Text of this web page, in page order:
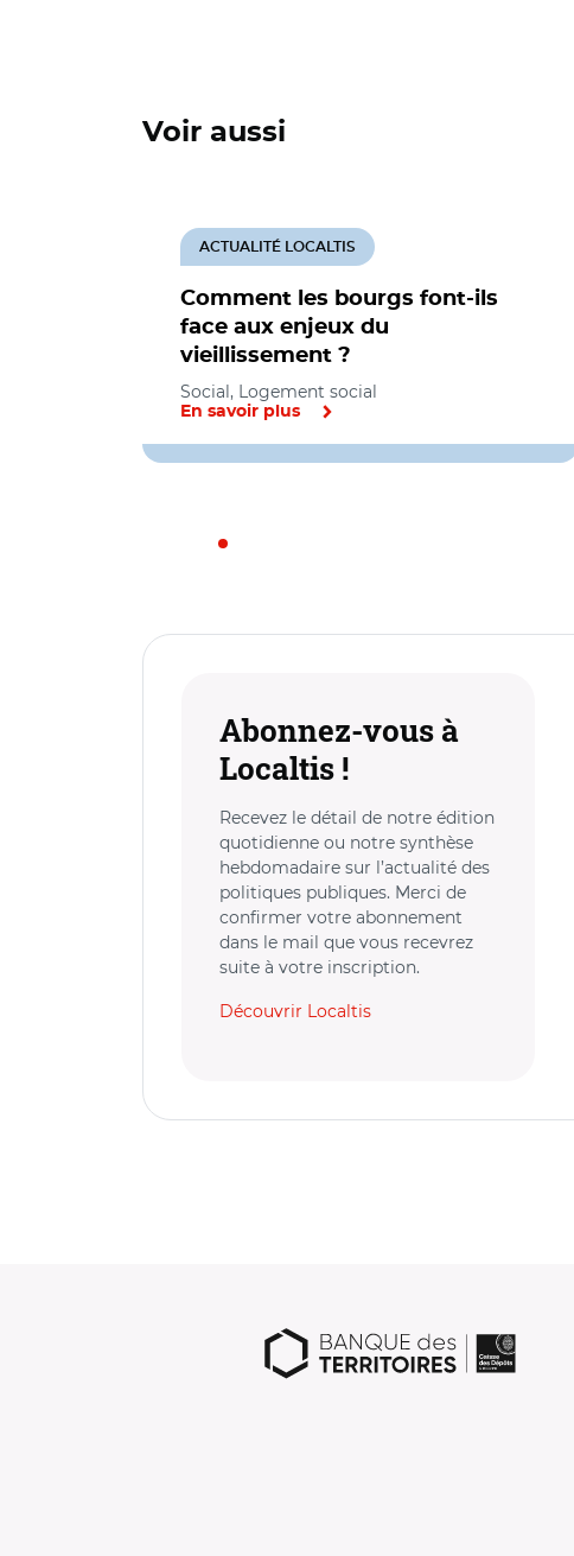
Voir aussi
Comment les bourgs font-ils
face aux enjeux du
vieillissement ?
ACTUALITÉ LOCALTIS
Social, Logement social
En savoir plus
Abonnez-vous à
Localtis !
Recevez le détail de notre édition
quotidienne ou notre synthèse
hebdomadaire sur l’actualité des
politiques publiques. Merci de
confirmer votre abonnement
dans le mail que vous recevrez
suite à votre inscription.
Découvrir Localtis